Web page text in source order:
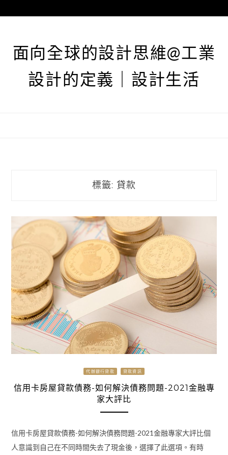
至
面向全球的設計思維@工業
設計的定義｜設計生活
標籤: 貸款
代辦銀行貸款 貸款資訊
信用卡房屋貸款債務-如何解決債務問題-2021金融專
家大評比
信用卡房屋貸款債務-如何解決債務問題-2021金融專家大評比個
人意識到自己在不同時間失去了現金後，選擇了此選項。有時